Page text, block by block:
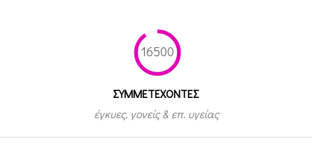
16500
ΣΥΜΜΕΤEΧΟΝΤΕΣ
έγκυες, γονείς & επ. υγείας